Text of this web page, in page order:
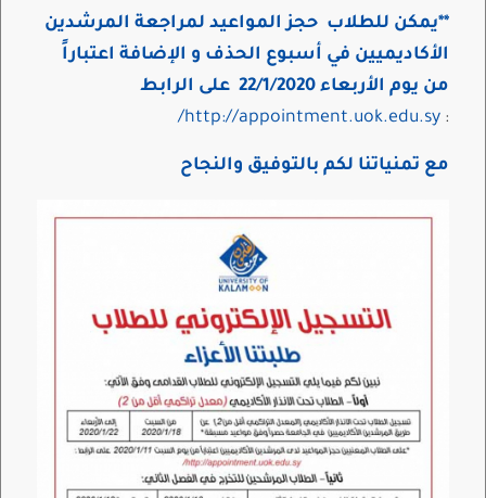
**يمكن للطلاب حجز المواعيد لمراجعة المرشدين
الأكاديميين في أسبوع الحذف و الإضافة اعتباراً
من يوم الأربعاء 22/1/2020 على الرابط
:
http://appointment.uok.edu.sy/
مع تمنياتنا لكم بالتوفيق والنجاح